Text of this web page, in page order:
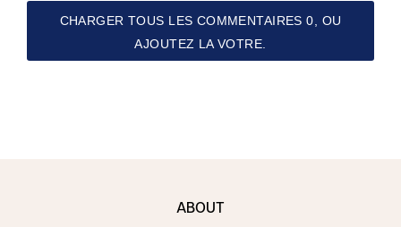
CHARGER TOUS LES COMMENTAIRES 0, OU
AJOUTEZ LA VOTRE.
ABOUT